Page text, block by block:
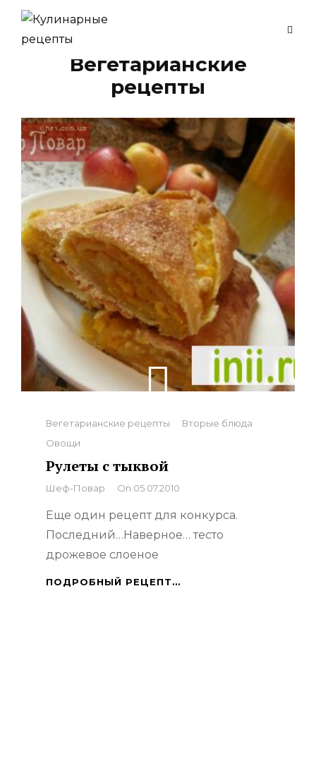
Skip
content
Вегетарианские
рецепты
Categories
Вегетарианские рецепты
Вторые блюда
Овощи
Рулеты с тыквой
By
Шеф-Повар On 05.07.2010
Еще один рецепт для конкурса.
Последний…Наверное… тесто
дрожевое слоеное
ПОДРОБНЫЙ РЕЦЕПТ…